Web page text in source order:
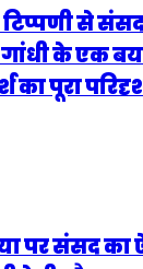
टिप्पणी से
गांधी के एक
का पूरा
पर संसद का